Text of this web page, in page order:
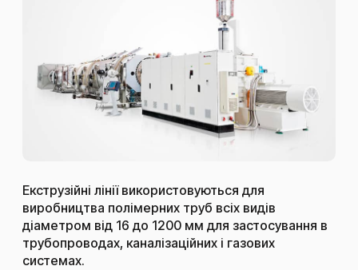
Екструзійні лінії використовуються для
виробництва полімерних труб всіх видів
діаметром від 16 до 1200 мм для застосування в
трубопроводах, каналізаційних і газових
системах.